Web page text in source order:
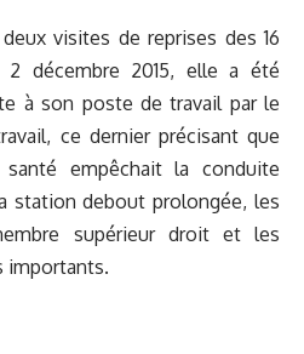
visites de reprises des 16
2 décembre 2015, elle a été
à son poste de travail par le
ce dernier précisant que
empêchait la conduite
station debout prolongée, les
supérieur droit et les
importants.